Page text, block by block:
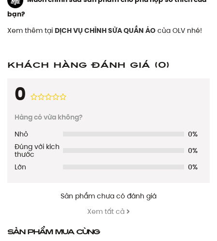
bạn?
Xem thêm tại DỊCH VỤ CHỈNH SỬA QUẦN ÁO của OLV nhé!
Khách hàng đánh giá (0)
0
Hàng có vừa không?
Nhỏ
0%
Đúng với kích
thước
0%
Lớn
0%
Sản phẩm chưa có đánh giá
Xem tất cả
Sản phẩm mua cùng